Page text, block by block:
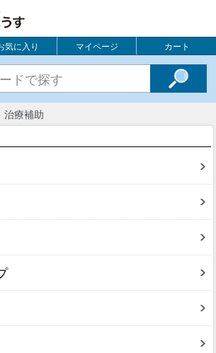
気に入り マイページ カート
治療補助